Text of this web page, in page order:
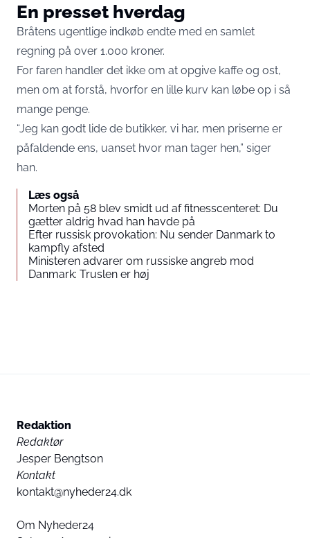
En presset hverdag
Bråtens ugentlige indkøb endte med en samlet
regning på over 1.000 kroner.
For faren handler det ikke om at opgive kaffe og ost,
men om at forstå, hvorfor en lille kurv kan løbe op i så
mange penge.
“Jeg kan godt lide de butikker, vi har, men priserne er
påfaldende ens, uanset hvor man tager hen,” siger
han.
Læs også
Morten på 58 blev smidt ud af fitnesscenteret: Du
gætter aldrig hvad han havde på
Efter russisk provokation: Nu sender Danmark to
kampfly afsted
Ministeren advarer om russiske angreb mod
Danmark: Truslen er høj
Redaktion
Redaktør
Jesper Bengtson
Kontakt
kontakt@nyheder24.dk
Om Nyheder24